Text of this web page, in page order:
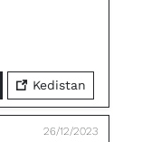
Kedistan
26/12/2023